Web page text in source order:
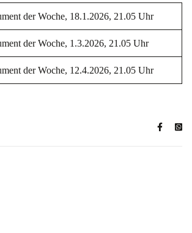
der Woche, 18.1.2026, 21.05 Uhr
der Woche, 1.3.2026, 21.05 Uhr
der Woche, 12.4.2026, 21.05 Uhr